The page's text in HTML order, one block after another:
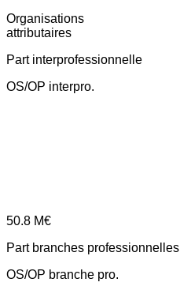
Organisations
attributaires
Part interprofessionnelle
OS/OP interpro.
50.8 M€
Part branches professionnelles
OS/OP branche pro.